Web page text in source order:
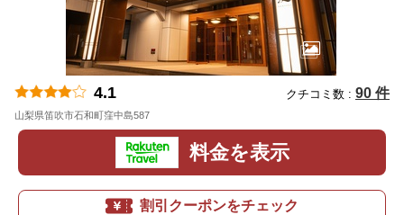
4.1 クチコミ数 : 90 件
山梨県笛吹市石和町窪中島587
料金を表示
割引クーポンをチェック